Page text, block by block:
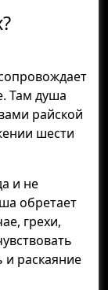
Там душа
райской
шести
и не
обретает
грехи,
и раскаяние